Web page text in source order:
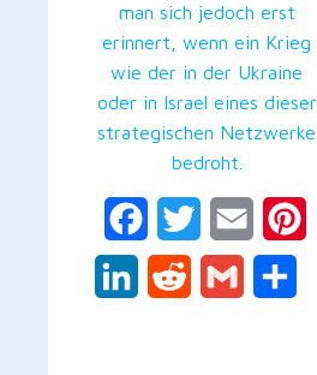
man sich jedoch erst
erinnert, wenn ein Krieg
wie der in der Ukraine
oder in Israel eines dieser
strategischen Netzwerke
bedroht.
FacebookTwitter Email
LinkedIn Reddit Gmail